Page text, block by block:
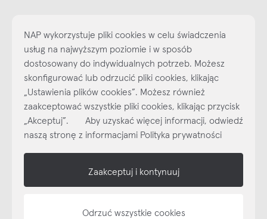
Najlepsze inspiracje i promocje na wyciągnięcie ręki, zapisz się już
dzisiaj do naszego cyklicznego newslettera!
SubskrybujNEWSLETTER
NAP wykorzystuje pliki cookies w celu świadczenia
usług na najwyższym poziomie i w sposób
dostosowany do indywidualnych potrzeb. Możesz
skonfigurować lub odrzucić pliki cookies, klikając
„Ustawienia plików cookies”. Możesz również
zaakceptować wszystkie pliki cookies, klikając przycisk
„Akceptuj”. Aby uzyskać więcej informacji, odwiedź
naszą stronę z informacjami Polityka prywatności
Zaakceptuj i kontynuuj
Odrzuć wszystkie cookies